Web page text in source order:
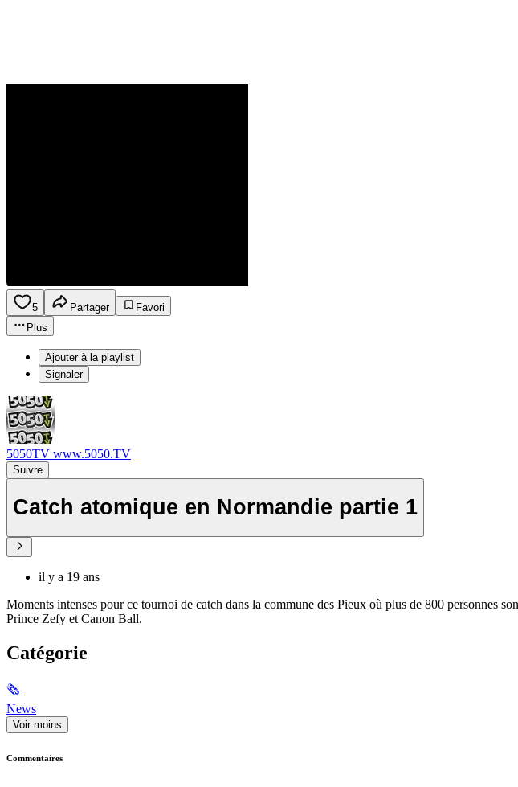
5 Partager
Favori
Plus
Ajouter à la playlist
Signaler
5050TV www.5050.TV
Suivre
Catch atomique en Normandie partie 1
il y a 19 ans
Moments intenses pour ce tournoi de catch dans la commune des Pieux où plus de 800
Prince Zefy et Canon Ball.
Catégorie
🗞
News
Voir moins
Commentaires